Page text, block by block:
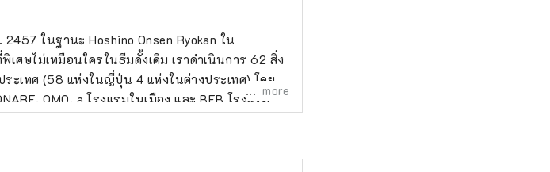
ในฐานะ Hoshino Onsen Ryokan ใน
เศษไม่เหมือนใครในธีมดั้งเดิม เราดำเนินการ 62 สิ่ง
เทศ (58 แห่งในญี่ปุ่น 4 แห่งในต่างประเทศ) โดยมี
OMO, a โรงแรมในเมือง และ BEB โรงแรม
more